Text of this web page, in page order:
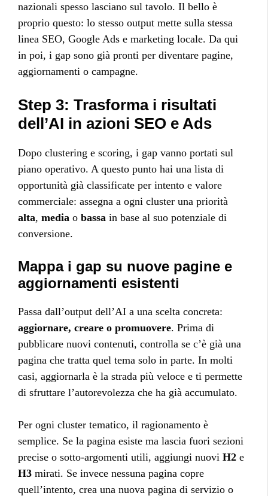
nazionali spesso lasciano sul tavolo. Il bello è
proprio questo: lo stesso output mette sulla stessa
linea SEO, Google Ads e marketing locale. Da qui
in poi, i gap sono già pronti per diventare pagine,
aggiornamenti o campagne.
Step 3: Trasforma i risultati
dell’AI in azioni SEO e Ads
Dopo clustering e scoring, i gap vanno portati sul
piano operativo. A questo punto hai una lista di
opportunità già classificate per intento e valore
commerciale: assegna a ogni cluster una priorità
alta, media o bassa in base al suo potenziale di
conversione.
Mappa i gap su nuove pagine e
aggiornamenti esistenti
Passa dall’output dell’AI a una scelta concreta:
aggiornare, creare o promuovere. Prima di
pubblicare nuovi contenuti, controlla se c’è già una
pagina che tratta quel tema solo in parte. In molti
casi, aggiornarla è la strada più veloce e ti permette
di sfruttare l’autorevolezza che ha già accumulato.
Per ogni cluster tematico, il ragionamento è
semplice. Se la pagina esiste ma lascia fuori sezioni
precise o sotto-argomenti utili, aggiungi nuovi H2 e
H3 mirati. Se invece nessuna pagina copre
quell’intento, crea una nuova pagina di servizio o